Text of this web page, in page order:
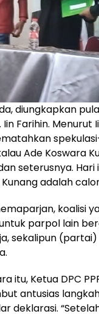
diungkapkan
Iin Farihin.
Ade Koswara
dan seterusnya.
adalah
koalisi
parpol lain
sekalipun
itu, Ketua DPC
antusias
deklarasi.